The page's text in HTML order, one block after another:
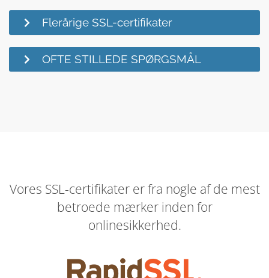
Flerårige SSL-certifikater
OFTE STILLEDE SPØRGSMÅL
Vores SSL-certifikater er fra nogle af de mest
betroede mærker inden for
onlinesikkerhed.